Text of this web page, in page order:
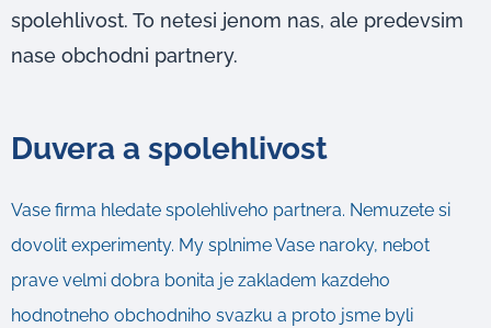
spolehlivost. To netesi jenom nas, ale predevsim
nase obchodni partnery.
Duvera a spolehlivost
Vase firma hledate spolehliveho partnera. Nemuzete si
dovolit experimenty. My splnime Vase naroky, nebot
prave velmi dobra bonita je zakladem kazdeho
hodnotneho obchodniho svazku a proto jsme byli